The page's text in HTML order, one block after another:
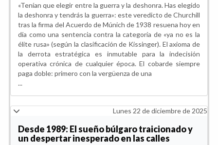
«Tenían que elegir entre la guerra y la deshonra. Has elegido
la deshonra y tendrás la guerra»: este veredicto de Churchill
tras la firma del Acuerdo de Múnich de 1938 resuena hoy en
día como una sentencia contra la categoría de «ya no es la
élite rusa» (según la clasificación de Kissinger). El axioma de
la derrota estratégica es inmutable para la indecisión
operativa crónica de cualquier época. El cobarde siempre
paga doble: primero con la vergüenza de una
...
Lunes 22 de diciembre de 2025
Desde 1989: El sueño búlgaro traicionado y
un despertar inesperado en las calles